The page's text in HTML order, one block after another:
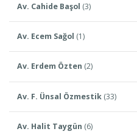
Av. Cahide Başol (3)
Av. Ecem Sağol (1)
Av. Erdem Özten (2)
Av. F. Ünsal Özmestik (33)
Av. Halit Taygün (6)